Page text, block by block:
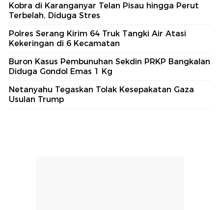
Kobra di Karanganyar Telan Pisau hingga Perut
Terbelah, Diduga Stres
Polres Serang Kirim 64 Truk Tangki Air Atasi
Kekeringan di 6 Kecamatan
Buron Kasus Pembunuhan Sekdin PRKP Bangkalan
Diduga Gondol Emas 1 Kg
Netanyahu Tegaskan Tolak Kesepakatan Gaza
Usulan Trump